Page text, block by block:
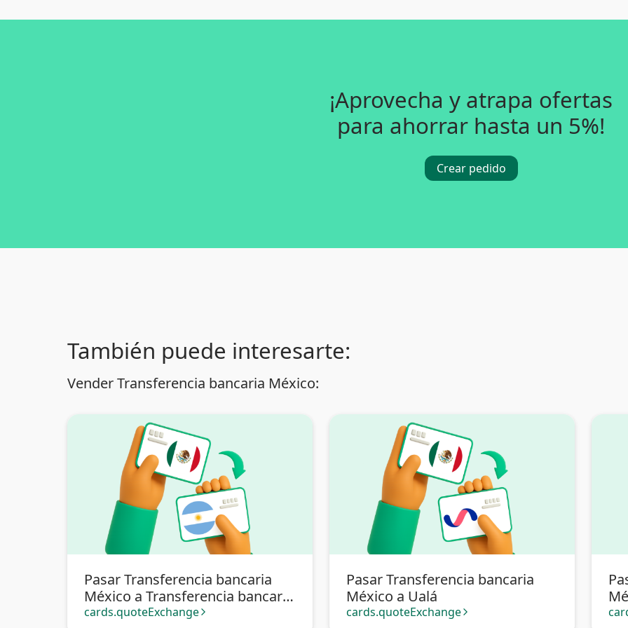
¡Aprovecha y atrapa ofertas
para ahorrar hasta un 5%!
Crear pedido
También puede interesarte:
Vender Transferencia bancaria México:
Pasar Transferencia bancaria
México a Transferencia bancaria
Argentina
cards.quoteExchange arrow_forward_ios
Pasar Transferencia bancaria
México a Ualá
cards.quoteExchange arrow_forward_ios